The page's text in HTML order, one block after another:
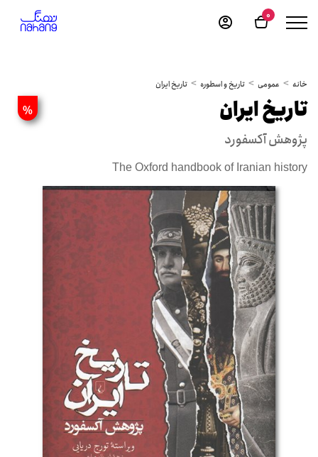
0
خانه عمومی تاریخ و اسطوره تاریخ ایران
% تاریخ ایران
پژوهش آکسفورد
The Oxford handbook of Iranian history